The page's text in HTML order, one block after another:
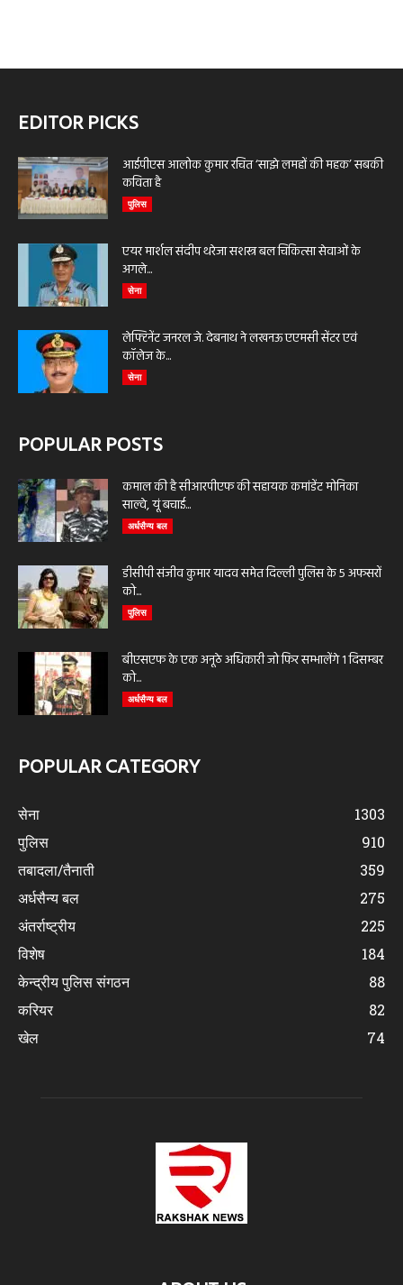
EDITOR PICKS
आईपीएस आलोक कुमार रचित ‘साझे लमहों की महक’ सबकी
कविता है
पुलिस
एयर मार्शल संदीप थरेजा सशस्त्र बल चिकित्सा सेवाओं के
अगले...
सेना
लेफ्टिनेंट जनरल जे. देबनाथ ने लखनऊ एएमसी सेंटर एवं
कॉलेज के...
सेना
POPULAR POSTS
कमाल की है सीआरपीएफ की सहायक कमांडेंट मोनिका
साल्वे, यूं बचाई...
अर्धसैन्य बल
डीसीपी संजीव कुमार यादव समेत दिल्ली पुलिस के 5 अफसरों
को...
पुलिस
बीएसएफ के एक अनूठे अधिकारी जो फिर सम्भालेंगे 1 दिसम्बर
को...
अर्धसैन्य बल
POPULAR CATEGORY
सेना
1303
पुलिस
910
तबादला/तैनाती
359
अर्धसैन्य बल
275
अंतर्राष्ट्रीय
225
विशेष
184
केन्द्रीय पुलिस संगठन
88
करियर
82
खेल
74